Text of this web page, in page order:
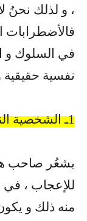
، و لذلك نحنُ
فالأضطرابات
في السلوك و
نفسية حقيقية
1ـ الشخصية
يشعُر صاحب
للإعجاب ، في
منه ذلك و